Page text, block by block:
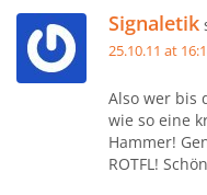
Signaletik
25.10.11 at
Also wer bis
wie so eine
Hammer!
ROTFL!